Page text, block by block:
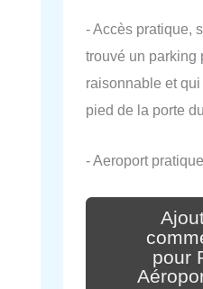
- Accès pratique,
trouvé un parking
raisonnable et
pied de la porte
- Aeroport
pour